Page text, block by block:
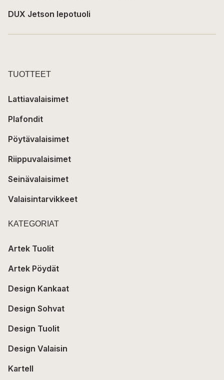
DUX Jetson lepotuoli
TUOTTEET
Lattiavalaisimet
Plafondit
Pöytävalaisimet
Riippuvalaisimet
Seinävalaisimet
Valaisintarvikkeet
KATEGORIAT
Artek Tuolit
Artek Pöydät
Design Kankaat
Design Sohvat
Design Tuolit
Design Valaisin
Kartell